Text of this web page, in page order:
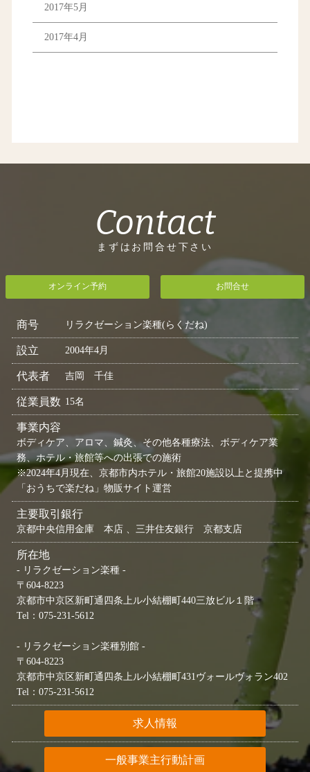
2017年5月
2017年4月
Contact
まずはお問合せ下さい
オンライン予約 お問合せ
商号 リラクゼーション楽種(らくだね)
設立 2004年4月
代表者 吉岡 千佳
従業員数 15名
事業内容
ボディケア、アロマ、鍼灸、その他各種療法、ボディケア業
務、ホテル・旅館等への出張での施術
※2024年4月現在、京都市内ホテル・旅館20施設以上と提携中
「おうちで楽だね」物販サイト運営
主要取引銀行
京都中央信用金庫 本店 、三井住友銀行 京都支店
所在地
- リラクゼーション楽種 -
〒604-8223
京都市中京区新町通四条上ル小結棚町440三放ビル１階
Tel：075-231-5612
- リラクゼーション楽種別館 -
〒604-8223
京都市中京区新町通四条上ル小結棚町431ヴォールヴォラン402
Tel：075-231-5612
求人情報
一般事業主行動計画